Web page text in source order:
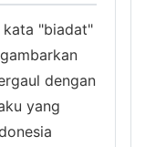
kata "biadat"
dengan
yang